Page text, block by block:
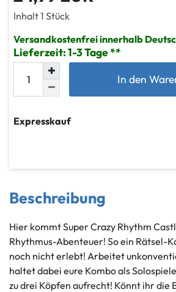
Inhalt1 Stück
Versandkostenfrei innerhalb
Lieferzeit: 1-3 Tage
In den
Expresskauf
Beschreibung
Hier kommt Super Crazy Rhythm
Rhythmus-Abenteuer! So ein Rätsel-
noch nicht erlebt! Arbeitet
haltet dabei eure Kombo als
zu drei Köpfen aufrecht! Könnt ihr die